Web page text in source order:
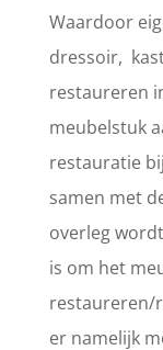
Waardoor
dressoir,
restaureren
meubelstuk
restauratie
samen met
overleg
is om het
restaureren/
er namelijk